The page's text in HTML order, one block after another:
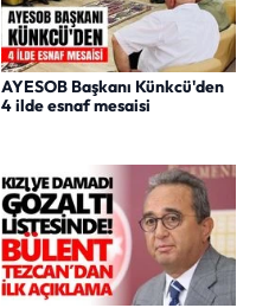
AYESOB Başkanı Künkcü'den
4 ilde esnaf mesaisi